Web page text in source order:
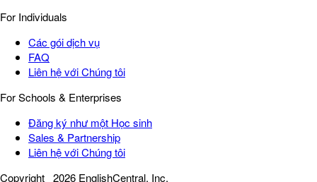
For Individuals
Các gói dịch vụ
FAQ
Liên hệ với Chúng tôi
For Schools & Enterprises
Đăng ký như một Học sinh
Sales & Partnership
Liên hệ với Chúng tôi
Copyright 2026 EnglishCentral, Inc.